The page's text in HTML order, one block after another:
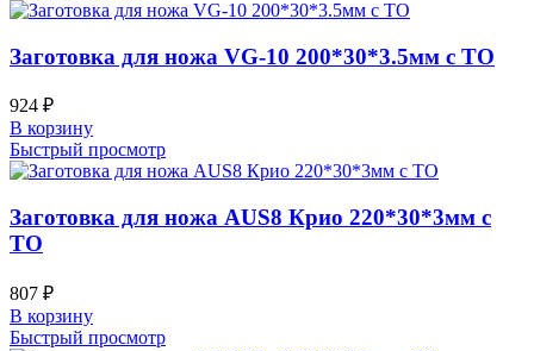
Заготовка для ножа VG-10 200*30*3.5мм с ТО
924 ₽
В корзину
Быстрый просмотр
Заготовка для ножа AUS8 Крио 220*30*3мм с
ТО
807 ₽
В корзину
Быстрый просмотр